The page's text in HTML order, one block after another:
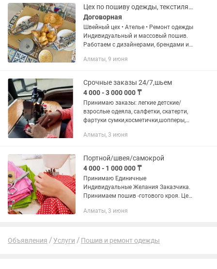
Т.Д. Реставрация одежды...
Цех по пошиву одежды, текстиля , ателье
Договорная
Швейный цех • Ателье • Ремонт одежды
Индивидуальный и массовый пошив.
Работаем с дизайнерами, брендами и
лет. Качество, сроки, ответственность.
Алматы, 9 июня
Срочные заказы 24/7,шьем
4 000 - 3 000 000 ₸
Принимаю заказы: легкие детские/
взрослые одеяла, салфетки, скатерти,
фартуки сумки,косметички,шопперы,
проф/швейн/оборудованием, пошив
Алматы, 3 июня
Портной/швея/самокрой
4 000 - 1 000 000 ₸
Принимаю Единичные
Индивидуальные Желания Заказчика.
Принимаем пошив -готового кроя. Цех
Пожалуйста пишите,принимаю голос/
Алматы, 3 июня
Объявления Услуги Пошив и ремонт одежды